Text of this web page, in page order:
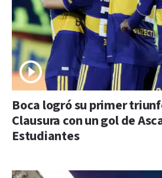
Boca logró su primer
Clausura con un gol de
Estudiantes